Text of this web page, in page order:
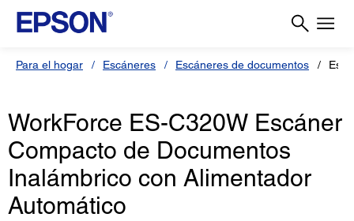
Para el hogar Escáneres Escáneres de documentos
WorkForce ES-C320W Escáner
Compacto de Documentos
Inalámbrico con Alimentador
Automático